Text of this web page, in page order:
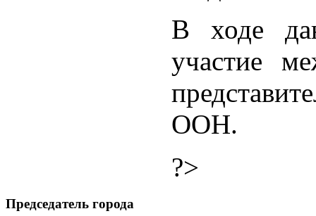
В ходе
участие
ООН.
?>
Председатель города